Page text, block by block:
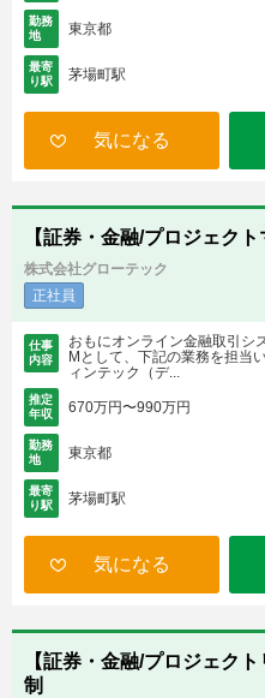
勤務
地
東京都
最寄
り駅
茅場町駅
気になる
【証券・金融/プロジェク
株式会社グローテック
正社員
仕事
内容
おもにオンライン金融取引シ
Mとして、下記の業務を担当
ィンテック（デ...
推定
年収
670万円〜990万円
勤務
地
東京都
最寄
り駅
茅場町駅
気になる
【証券・金融/プロジェク
制